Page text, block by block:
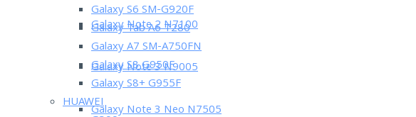
Galaxy Note 2 N7100
Galaxy Note 3 N9005
Galaxy Note 3 Neo N7505
Galaxy S6 SM-G920F
Galaxy Tab A6 T280
Galaxy A7 SM-A750FN
Galaxy S8 G950F
Galaxy S8+ G955F
HUAWEI